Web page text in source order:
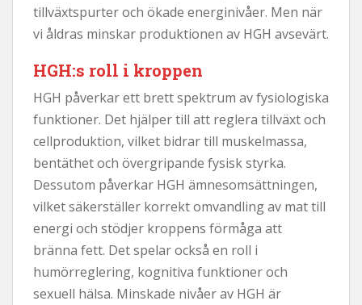
tillväxtspurter och ökade energinivåer. Men när
vi åldras minskar produktionen av HGH avsevärt.
HGH:s roll i kroppen
HGH påverkar ett brett spektrum av fysiologiska
funktioner. Det hjälper till att reglera tillväxt och
cellproduktion, vilket bidrar till muskelmassa,
bentäthet och övergripande fysisk styrka.
Dessutom påverkar HGH ämnesomsättningen,
vilket säkerställer korrekt omvandling av mat till
energi och stödjer kroppens förmåga att
bränna fett. Det spelar också en roll i
humörreglering, kognitiva funktioner och
sexuell hälsa. Minskade nivåer av HGH är